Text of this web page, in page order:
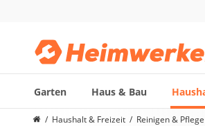
Garten Haus & Bau
Die beliebtesten Vergleiche
Haushalt & Freizeit Reinigen & Pflege